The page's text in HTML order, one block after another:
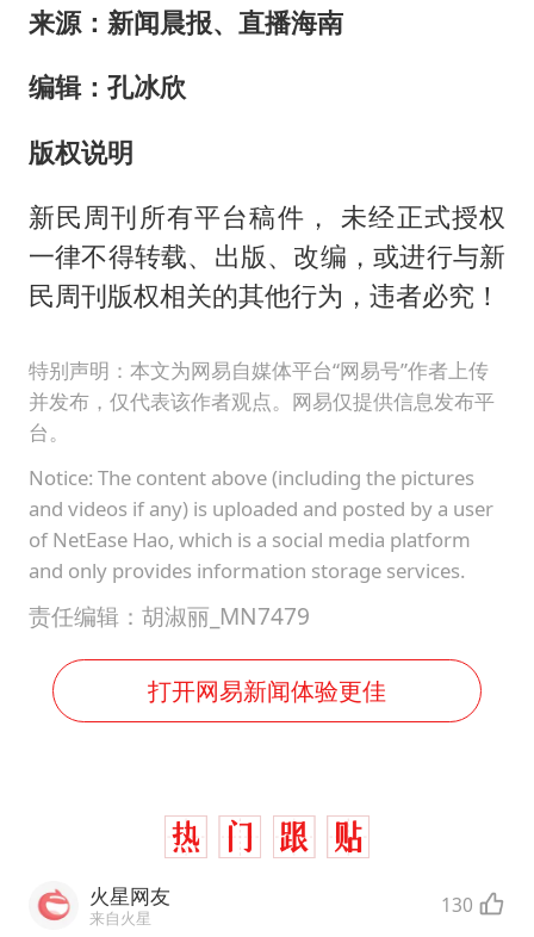
来源：新闻晨报、直播海南
编辑：孔冰欣
版权说明
新民周刊所有平台稿件， 未经正式授权
一律不得转载、出版、改编，或进行与新
民周刊版权相关的其他行为，违者必究！
特别声明：本文为网易自媒体平台“网易号”作者上传
并发布，仅代表该作者观点。网易仅提供信息发布平
台。
Notice: The content above (including the pictures
and videos if any) is uploaded and posted by a user
of NetEase Hao, which is a social media platform
and only provides information storage services.
责任编辑：胡淑丽_MN7479
打开网易新闻体验更佳
火星网友
来自火星 130